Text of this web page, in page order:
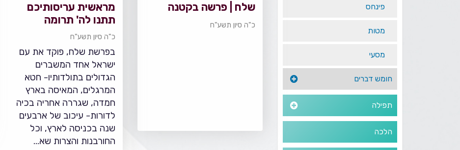
פינחס
מטות
מסעי
חומש דברים
תפילה
הלכה
שלח | פרשה בקטנה
כ"ה סיון תשע"ח
מראשית עריסותיכם
תתנו לה' תרומה
כ"ה סיון תשע"ח
בפרשת שלח, פוקד את עם
ישראל אחד המשברים
הגדולים בתולדותיו- חטא
המרגלים, המאיסה בארץ
חמדה, שגררה אחריה בכיה
לדורות- עיכוב של ארבעים
שנה בכניסה לארץ, וכל
החורבנות והצרות שא…